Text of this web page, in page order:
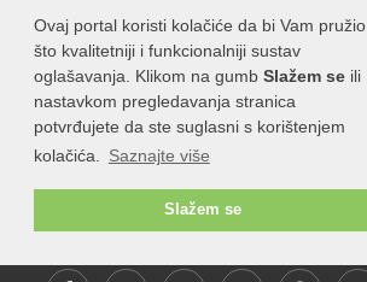
Ovaj portal koristi kolačiće da bi Vam pružio
što kvalitetniji i funkcionalniji sustav
oglašavanja. Klikom na gumb Slažem se ili
nastavkom pregledavanja stranica
potvrđujete da ste suglasni s korištenjem
kolačića.
Saznajte više
Slažem se
Uvjeti korištenja
Pravilnik o privatnosti
Korisne informacije
Kako doći na Hvar?
Free Mobile App
Visit Croatia